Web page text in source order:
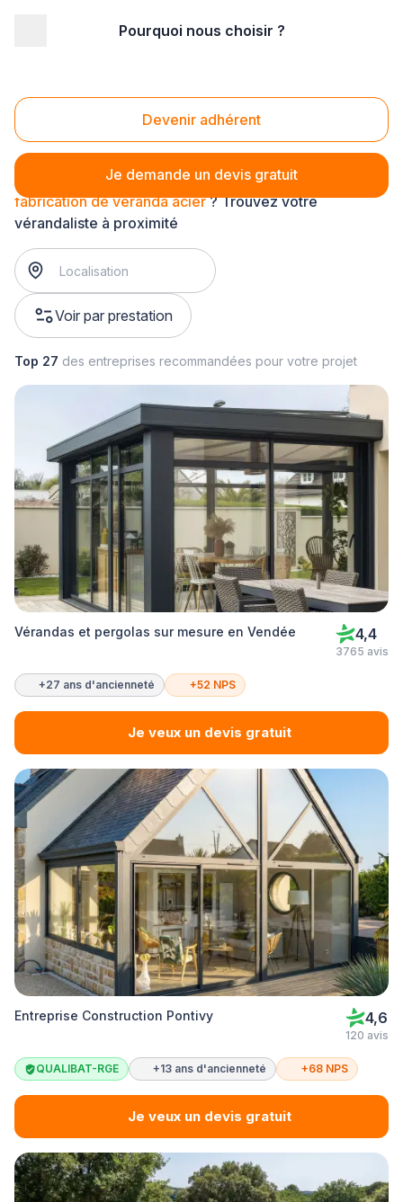
Pourquoi nous choisir ?
Devenir adhérent
Je demande un devis gratuit
Fabrication de véranda acier
fabrication de véranda acier? Trouvez votre
vérandaliste à proximité
Voir par prestation
Top 27 des entreprises recommandées pour votre projet
Vérandas et pergolas sur mesure en Vendée 4,4
3765 avis
+27 ans d'ancienneté +52 NPS
Je veux un devis gratuit
Entreprise Construction Pontivy 4,6
120 avis
QUALIBAT-RGE +13 ans d'ancienneté +68 NPS
Je veux un devis gratuit